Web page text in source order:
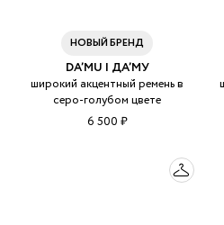
НОВЫЙ БРЕНД
DA’MU | ДА’МУ
широкий акцентный ремень в
серо-голубом цвете
6 500 ₽